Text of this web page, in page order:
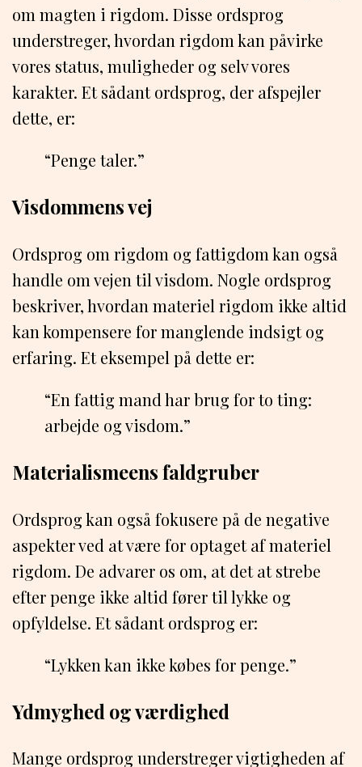
om magten i rigdom. Disse ordsprog
understreger, hvordan rigdom kan påvirke
vores status, muligheder og selv vores
karakter. Et sådant ordsprog, der afspejler
dette, er:
“Penge taler.”
Visdommens vej
Ordsprog om rigdom og fattigdom kan også
handle om vejen til visdom. Nogle ordsprog
beskriver, hvordan materiel rigdom ikke altid
kan kompensere for manglende indsigt og
erfaring. Et eksempel på dette er:
“En fattig mand har brug for to ting:
arbejde og visdom.”
Materialismeens faldgruber
Ordsprog kan også fokusere på de negative
aspekter ved at være for optaget af materiel
rigdom. De advarer os om, at det at strebe
efter penge ikke altid fører til lykke og
opfyldelse. Et sådant ordsprog er:
“Lykken kan ikke købes for penge.”
Ydmyghed og værdighed
Mange ordsprog understreger vigtigheden af ​​